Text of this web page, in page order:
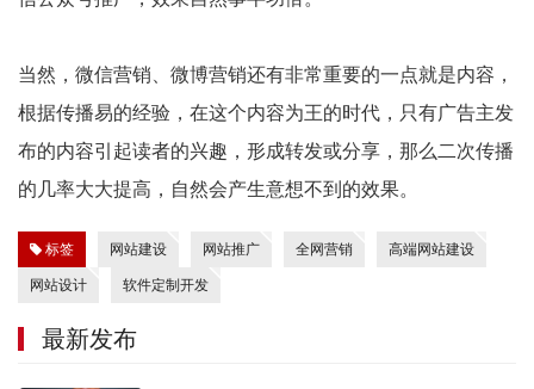
当然，微信营销、微博营销还有非常重要的一点就是内容，
根据传播易的经验，在这个内容为王的时代，只有广告主发
布的内容引起读者的兴趣，形成转发或分享，那么二次传播
的几率大大提高，自然会产生意想不到的效果。
标签 网站建设 网站推广 全网营销
高端网站建设
网站设计
软件定制开发
最新发布